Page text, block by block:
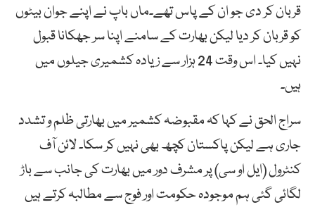
قربان کر دی جو ان کے پاس تھے۔ماں باپ نے اپنے جوان بیٹوں
کو قربان کر دیا لیکن بھارت کے سامنے اپنا سر جھکانا قبول
نہیں کیا۔ اس وقت 24 ہزار سے زیادہ کشمیری جیلوں میں
ہیں۔
سراج الحق نے کہا کہ مقبوضہ کشمیر میں بھارتی ظلم و تشدد
جاری ہے لیکن پاکستان کچھ بھی نہیں کر سکا۔ لائن آف
کنٹرول (ایل او سی) پر مشرف دور میں بھارت کی جانب سے باڑ
لگائی گئی ہم موجودہ حکومت اور فوج سے مطالبہ کرتے ہیں